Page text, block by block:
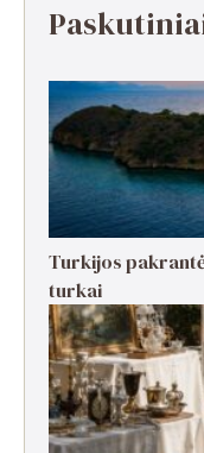
Turkijos
turkai